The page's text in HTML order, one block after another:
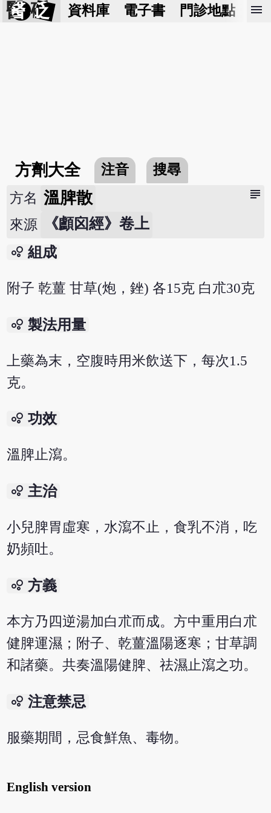
醫 砭 資料庫 電子書 門診地點 預
menu
方劑大全 注音 搜尋
subject
方名 溫脾散
來源 《顱囟經》卷上
bubble_chart 組成
附子 乾薑 甘草(炮，銼) 各15克 白朮30克
bubble_chart 製法用量
上藥為末，空腹時用米飲送下，每次1.5
克。
bubble_chart 功效
溫脾止瀉。
bubble_chart 主治
小兒脾胃虛寒，水瀉不止，食乳不消，吃
奶頻吐。
bubble_chart 方義
本方乃四逆湯加白朮而成。方中重用白朮
健脾運濕；附子、乾薑溫陽逐寒；甘草調
和諸藥。共奏溫陽健脾、祛濕止瀉之功。
bubble_chart 注意禁忌
服藥期間，忌食鮮魚、毒物。
English version